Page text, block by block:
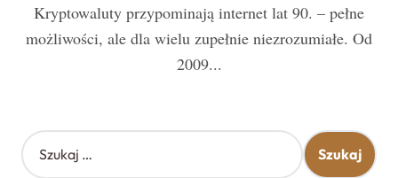
Kryptowaluty przypominają internet lat 90. – pełne
możliwości, ale dla wielu zupełnie niezrozumiałe. Od
2009...
S
z